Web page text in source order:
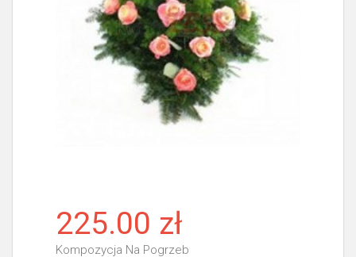
225.00 zł
Kompozycja Na Pogrzeb